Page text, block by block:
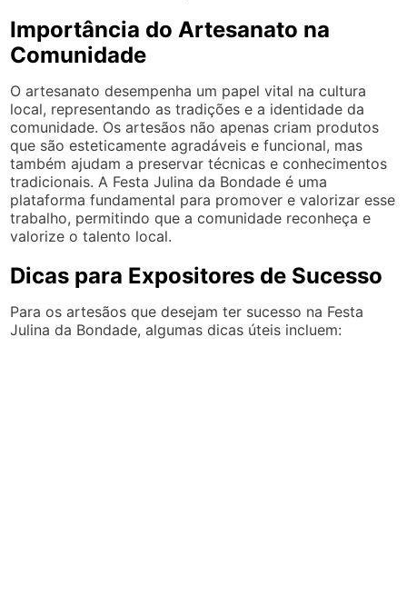
Importância do Artesanato na
Comunidade
O artesanato desempenha um papel vital na cultura
local, representando as tradições e a identidade da
comunidade. Os artesãos não apenas criam produtos
que são esteticamente agradáveis e funcional, mas
também ajudam a preservar técnicas e conhecimentos
tradicionais. A Festa Julina da Bondade é uma
plataforma fundamental para promover e valorizar esse
trabalho, permitindo que a comunidade reconheça e
valorize o talento local.
Dicas para Expositores de Sucesso
Para os artesãos que desejam ter sucesso na Festa
Julina da Bondade, algumas dicas úteis incluem: